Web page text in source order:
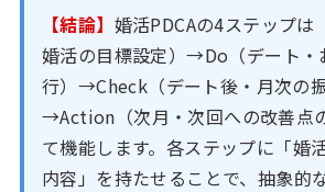
【結論】 婚活PDCAの4ステップは
婚活の目標設定）→Do（デート・
行）→Check（デート後・月次の振
→Action（次月・次回への改善点
て機能します。各ステップに「婚
内容」を持たせることで、抽象的